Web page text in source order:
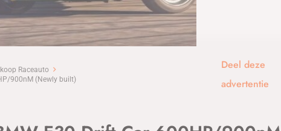
Raceauto
900nM (Newly built)
Deel deze
advertentie